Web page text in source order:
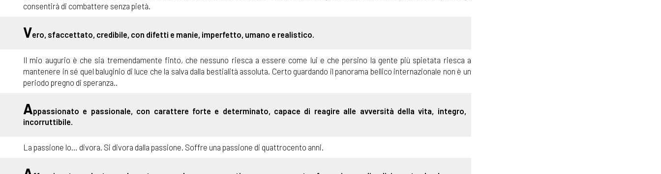
consentirà di combattere senza pietà.
Vero, sfaccettato, credibile, con difetti e manie, imperfetto, umano e realistico.
Il mio augurio è che sia tremendamente finto, che nessuno riesca a essere come lui e che persino la gente più spietata riesca a
mantenere in sé quel baluginio di luce che la salva dalla bestialità assoluta. Certo guardando il panorama bellico internazionale non è un
periodo pregno di speranza..
Appassionato e passionale, con carattere forte e determinato, capace di reagire alle avversità della vita, integro,
incorruttibile.
La passione lo… divora. Si divora dalla passione. Soffre una passione di quattrocento anni.